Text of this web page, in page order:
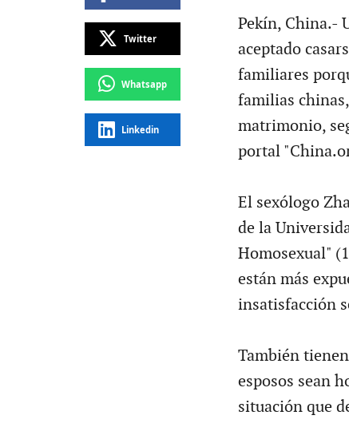
Twitter
Whatsapp
Linkedin
Pekín, China.-
aceptado
familiares
familias
matrimonio,
portal
El sexólogo
de la
Homosexual"
están más
insatisfacción
También
esposos sean
situación que